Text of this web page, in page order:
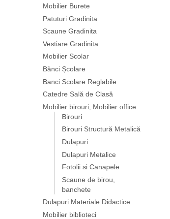
Mobilier Burete
Patuturi Gradinita
Scaune Gradinita
Vestiare Gradinita
Mobilier Scolar
Bănci Școlare
Banci Scolare Reglabile
Catedre Sală de Clasă
Mobilier birouri, Mobilier office
Birouri
Birouri Structură Metalică
Dulapuri
Dulapuri Metalice
Fotolii si Canapele
Scaune de birou,
banchete
Dulapuri Materiale Didactice
Mobilier biblioteci